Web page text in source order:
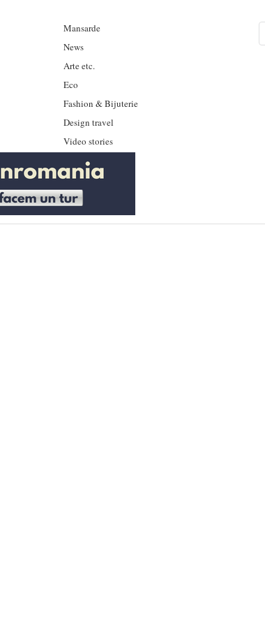
Mansarde
News
Arte etc.
Eco
Fashion & Bijuterie
Design travel
Video stories